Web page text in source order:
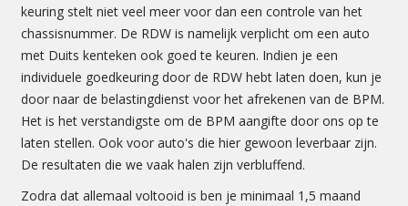
keuring stelt niet veel meer voor dan een controle van het
chassisnummer. De RDW is namelijk verplicht om een auto
met Duits kenteken ook goed te keuren. Indien je een
individuele goedkeuring door de RDW hebt laten doen, kun je
door naar de belastingdienst voor het afrekenen van de BPM.
Het is het verstandigste om de BPM aangifte door ons op te
laten stellen. Ook voor auto's die hier gewoon leverbaar zijn.
De resultaten die we vaak halen zijn verbluffend.
Zodra dat allemaal voltooid is ben je minimaal 1,5 maand